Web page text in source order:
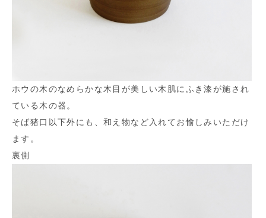
ホウの木のなめらかな木目が美しい木肌にふき漆が施され
ている木の器。
そば猪口以下外にも、和え物など入れてお愉しみいただけ
ます。
裏側